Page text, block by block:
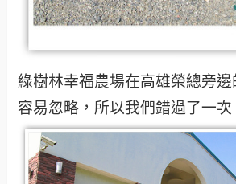
綠樹林幸福農場在高雄榮總旁
容易忽略，所以我們錯過了一次